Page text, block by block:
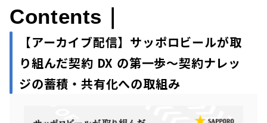
Contents｜
【アーカイブ配信】 サッポロビールが取
り組んだ契約 DX の第一歩〜契約ナレッ
ジの蓄積・共有化への取組み